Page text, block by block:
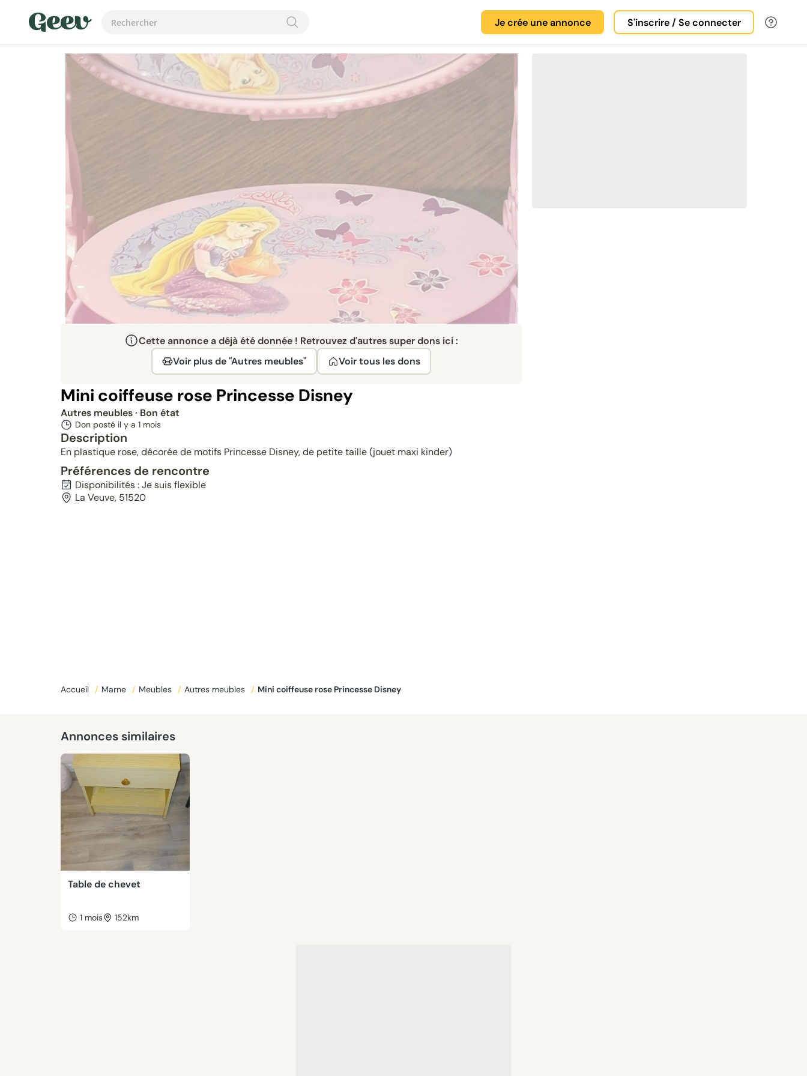
Je crée une annonce S'inscrire / Se connecter
Cette annonce a déjà été donnée ! Retrouvez d'autres super dons ici :
Voir plus de "Autres meubles"
Voir tous les dons
Mini coiffeuse rose Princesse Disney
Autres meubles· Bon état
Don posté il y a 1 mois
Description
En plastique rose, décorée de motifs Princesse Disney, de petite taille (jouet maxi kinder)
Préférences de rencontre
Disponibilités : Je suis flexible
La Veuve, 51520
Accueil / Marne / Meubles / Autres meubles / Mini coiffeuse rose Princesse Disney
Annonces similaires
Table de chevet
1 mois 152km